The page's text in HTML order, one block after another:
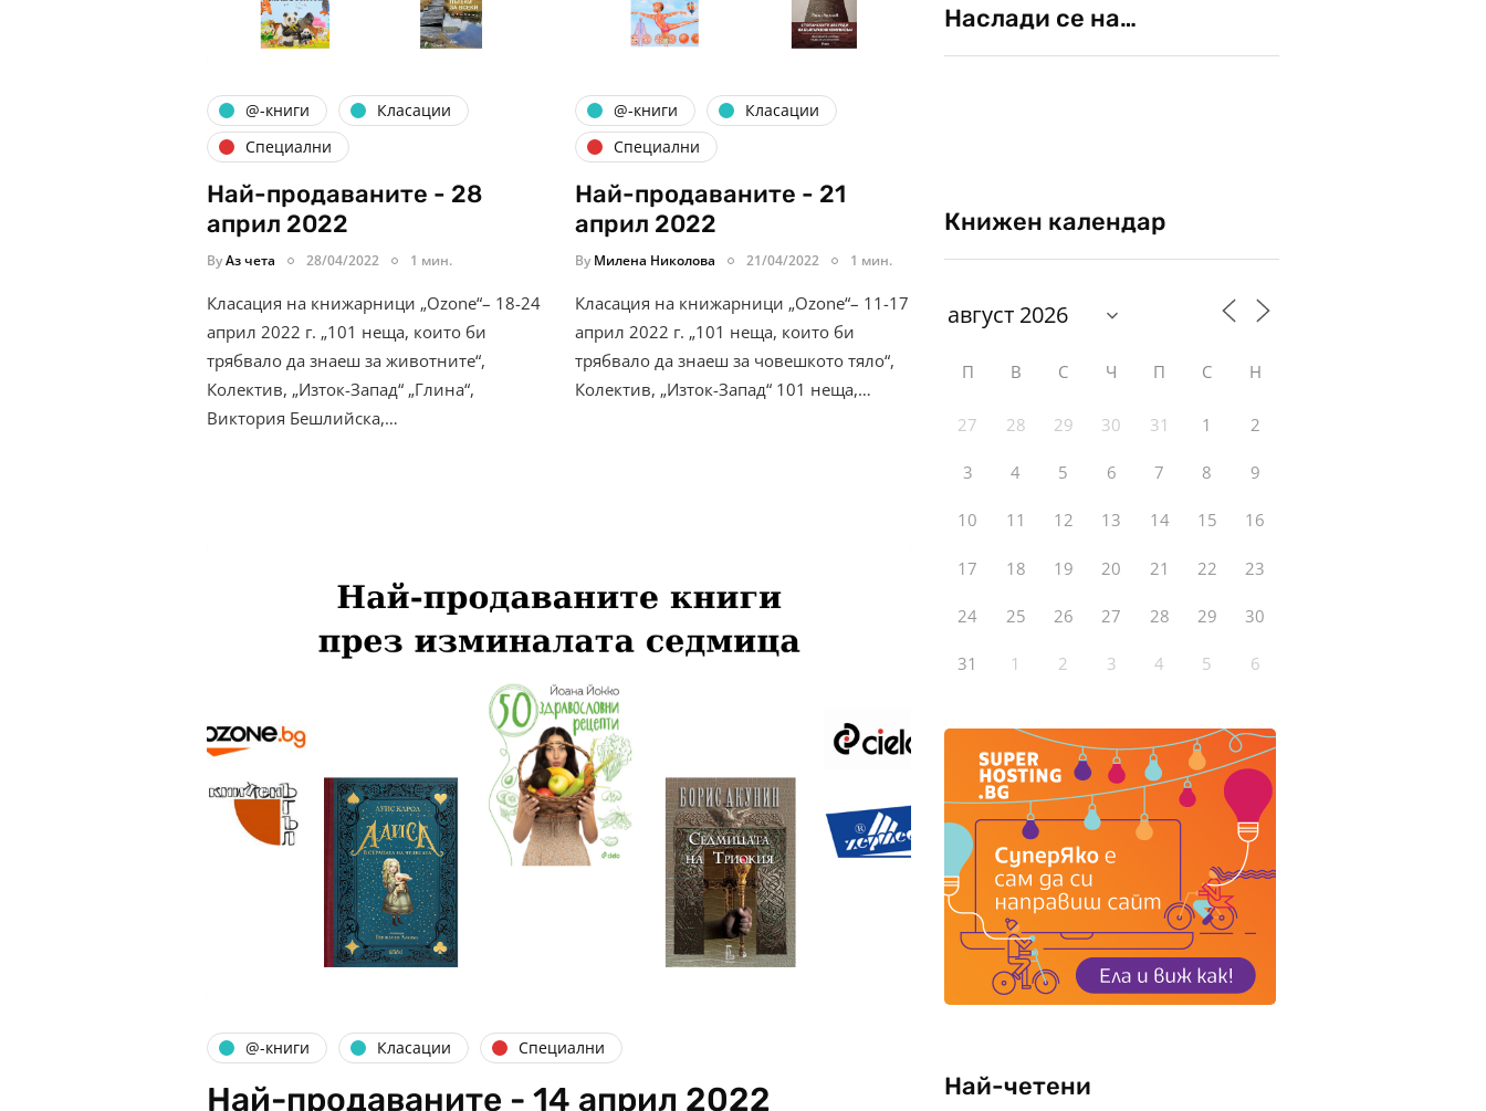
@-книги
Класации
Специални
Най-продаваните - 28
април 2022
ByАз чета 28/04/2022 1 мин.
Класация на книжарници „Ozone“– 18-24
април 2022 г. „101 неща, които би
трябвало да знаеш за животните“,
Колектив, „Изток-Запад“ „Глина“,
Виктория Бешлийска,…
@-книги
Класации
Специални
Най-продаваните - 21
април 2022
By Милена Николова 21/04/2022 1 мин.
Класация на книжарници „Ozone“– 11-17
април 2022 г. „101 неща, които би
трябвало да знаеш за човешкото тяло“,
Колектив, „Изток-Запад“ 101 неща,…
@-книги Класации Специални
Най-продаваните - 14 април 2022
Наслади се на…
Книжен календар
П В С Ч П С Н
27 28 29 30 31 1 2
3 4 5 6 7 8 9
10 11 12 13 14 15 16
17 18 19 20 21 22 23
24 25 26 27 28 29 30
31 1 2 3 4 5 6
Най-четени